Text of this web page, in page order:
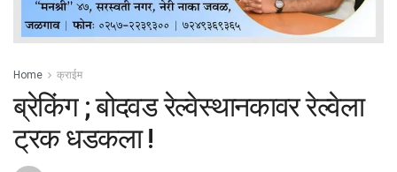
Home क्राईम
ब्रेकिंग ; बोदवड रेल्वेस्थानकावर रेल्वेला
ट्रक धडकला !